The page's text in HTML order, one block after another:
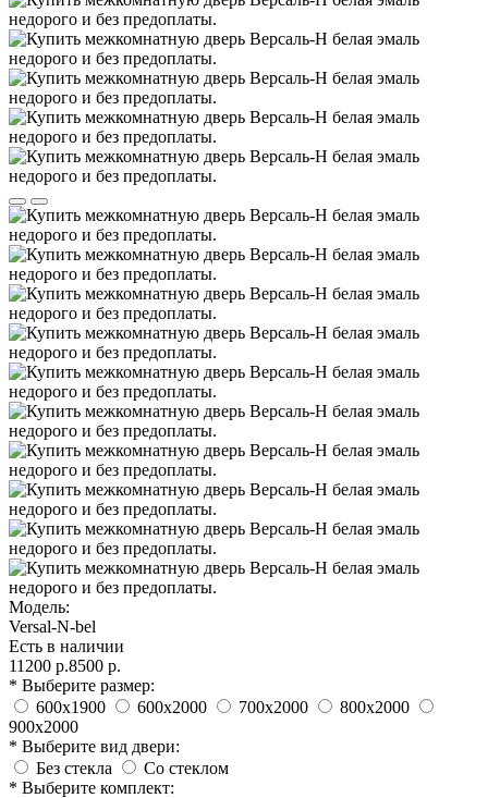
Модель:
Versal-N-bel
Есть в наличии
11200 р.8500 р.
* Выберите размер:
600х1900
600х2000 700х2000
800х2000
900х2000
* Выберите вид двери:
Без стекла
Со стеклом
* Выберите комплект: